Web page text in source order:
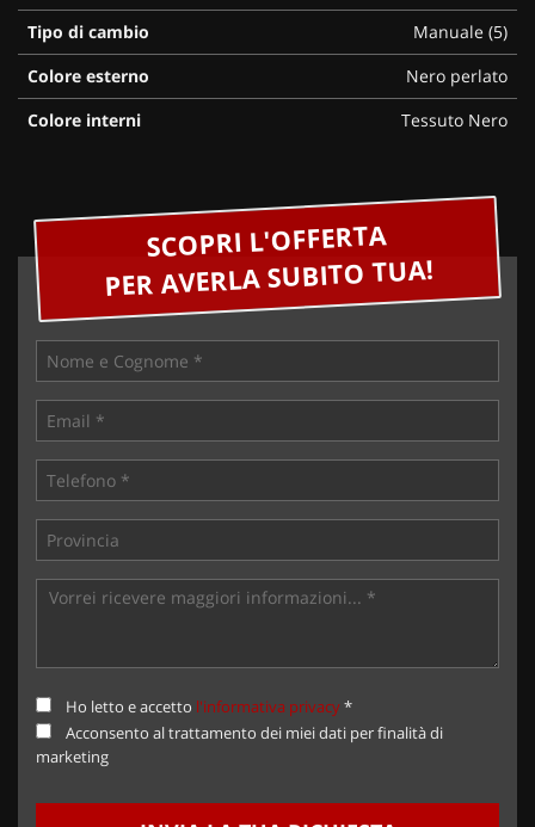
Tipo di cambio
Manuale (5)
Colore esterno
Nero perlato
Colore interni
Tessuto Nero
SCOPRI L'OFFERTA
PER AVERLA SUBITO TUA!
Ho letto e accetto l'informativa privacy*
Acconsento al trattamento dei miei dati per finalità di
marketing